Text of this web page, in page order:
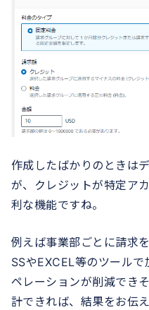
作成したばかりのときは
が、クレジットが特定ア
利な機能ですね。
例えば事業部ごとに請求
SSやEXCEL等のツール
ペレーションが削減でき
計できれば、結果をお伝